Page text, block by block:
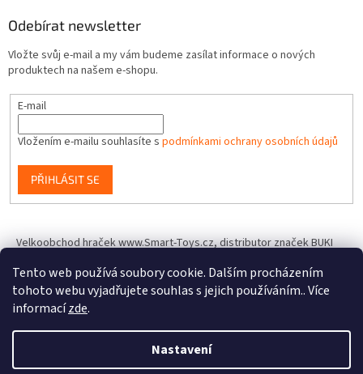
Tento web používá soubory cookie. Dalším procházením
tohoto webu vyjadřujete souhlas s jejich používáním.. Více
informacízde.
Nastavení
Odebírat newsletter
Vložte svůj e-mail a my vám budeme zasílat informace o nových
produktech na našem e-shopu.
E-mail
Vložením e-mailu souhlasíte s podmínkami ochrany osobních údajů
PŘIHLÁSIT SE
Velkoobchod hraček www.Smart-Toys.cz, distributor značek BUKI